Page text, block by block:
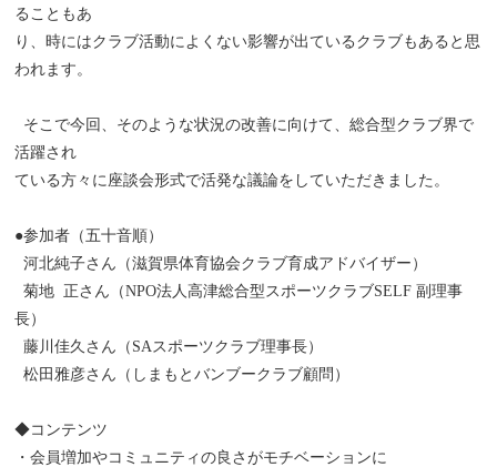
ることもあ
り、時にはクラブ活動によくない影響が出ているクラブもあると思
われます。
そこで今回、そのような状況の改善に向けて、総合型クラブ界で
活躍され
ている方々に座談会形式で活発な議論をしていただきました。
●参加者（五十音順）
河北純子さん（滋賀県体育協会クラブ育成アドバイザー）
菊地 正さん（NPO法人高津総合型スポーツクラブSELF 副理事
長）
藤川佳久さん（SAスポーツクラブ理事長）
松田雅彦さん（しまもとバンブークラブ顧問）
◆コンテンツ
・会員増加やコミュニティの良さがモチベーションに